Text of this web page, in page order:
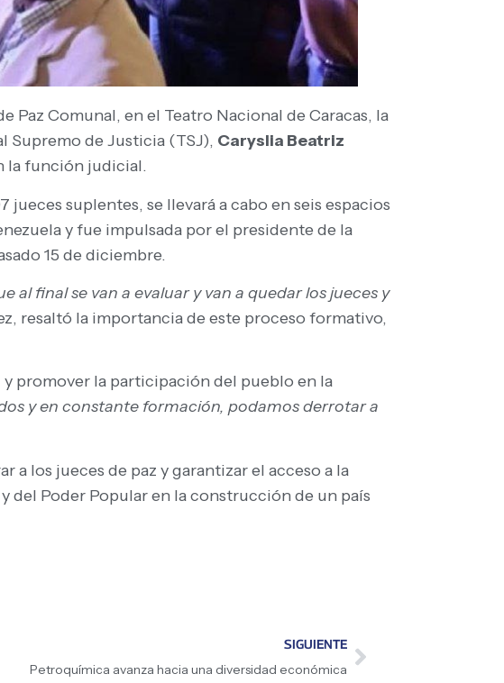
Paz Comunal, en el Teatro Nacional de Caracas, la
Supremo de Justicia (TSJ), Caryslia Beatriz
la función judicial.
suplentes, se llevará a cabo en seis espacios
y fue impulsada por el presidente de la
15 de diciembre.
al final se van a evaluar y van a quedar los jueces y
resaltó la importancia de este proceso formativo,
promover la participación del pueblo en la
y en constante formación, podamos derrotar a
a los jueces de paz y garantizar el acceso a la
del Poder Popular en la construcción de un país
SIGUIENTE
Petroquímica avanza hacia una diversidad económica